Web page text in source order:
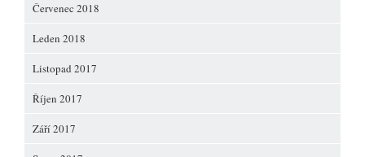
Červenec 2018
Leden 2018
Listopad 2017
Říjen 2017
Září 2017